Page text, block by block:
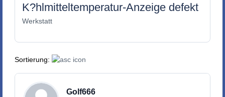
K?hlmitteltemperatur-Anzeige defekt
Werkstatt
Sortierung:
Golf666